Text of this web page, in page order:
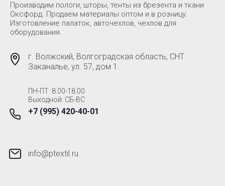
Производим пологи, шторы, тенты из брезента и ткани
Оксфорд. Продаем материалы оптом и в розницу.
Изготовление палаток, авточехлов, чехлов для
оборудования.
г. Волжский, Волгоградская область, СНТ
Заканалье, ул. 57, дом 1.
ПН-ПТ: 8.00-18.00
Выходной: СБ-ВС
+7 (995) 420-40-01
info@ptextil.ru